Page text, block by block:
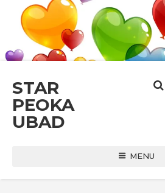
STAR
PEOKA
UBAD
MENU